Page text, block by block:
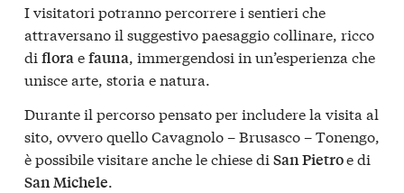
I visitatori potranno percorrere i sentieri che
attraversano il suggestivo paesaggio collinare, ricco
di floraefauna, immergendosi in un’esperienza che
unisce arte, storia e natura.
Durante il percorso pensato per includere la visita al
sito, ovvero quello Cavagnolo – Brusasco – Tonengo,
è possibile visitare anche le chiese di San Pietroe di
San Michele.